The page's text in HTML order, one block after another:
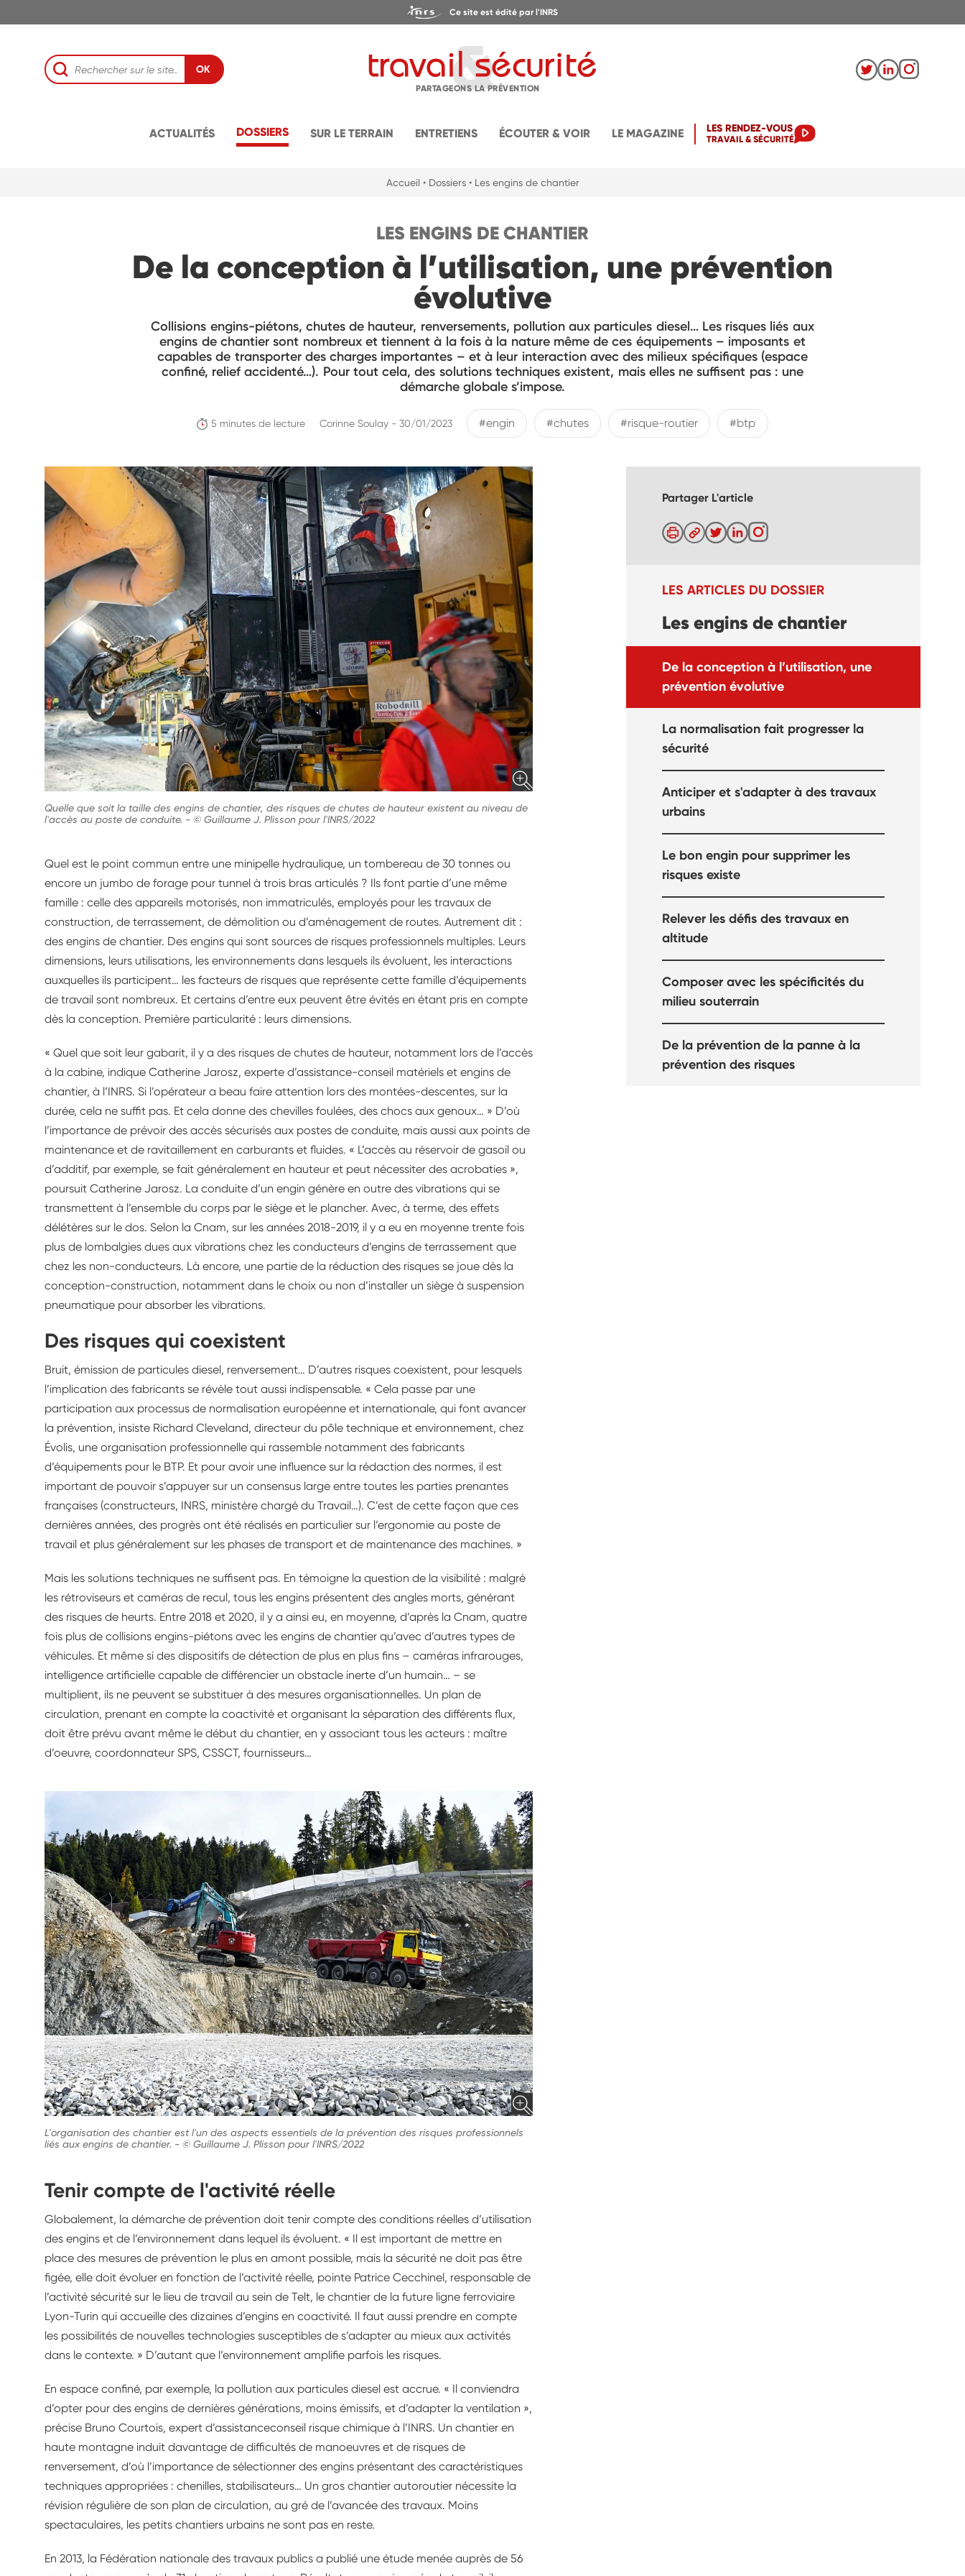
Ce site est édité par l'INRS
OK
PARTAGEONS LA PRÉVENTION
ACTUALITÉS DOSSIERS SUR LE TERRAIN ENTRETIENS ÉCOUTER & VOIR LE MAGAZINE LES RENDEZ-VOUS
TRAVAIL & SÉCURITÉ
Accueil • Dossiers • Les engins de chantier
LES ENGINS DE CHANTIER
De la conception à l’utilisation, une prévention
évolutive
Collisions engins-piétons, chutes de hauteur, renversements, pollution aux particules diesel… Les risques liés aux
engins de chantier sont nombreux et tiennent à la fois à la nature même de ces équipements – imposants et
capables de transporter des charges importantes – et à leur interaction avec des milieux spécifiques (espace
confiné, relief accidenté…). Pour tout cela, des solutions techniques existent, mais elles ne suffisent pas : une
démarche globale s’impose.
5 minutes de lecture Corinne Soulay - 30/01/2023 #engin #chutes #risque-routier #btp
Quelle que soit la taille des engins de chantier, des risques de chutes de hauteur existent au niveau de
l'accès au poste de conduite. - © Guillaume J. Plisson pour l'INRS/2022
Quel est le point commun entre une minipelle hydraulique, un tombereau de 30 tonnes ou
encore un jumbo de forage pour tunnel à trois bras articulés ? Ils font partie d’une même
famille : celle des appareils motorisés, non immatriculés, employés pour les travaux de
construction, de terrassement, de démolition ou d’aménagement de routes. Autrement dit :
des engins de chantier. Des engins qui sont sources de risques professionnels multiples. Leurs
dimensions, leurs utilisations, les environnements dans lesquels ils évoluent, les interactions
auxquelles ils participent… les facteurs de risques que représente cette famille d’équipements
de travail sont nombreux. Et certains d’entre eux peuvent être évités en étant pris en compte
dès la conception. Première particularité : leurs dimensions.
« Quel que soit leur gabarit, il y a des risques de chutes de hauteur, notamment lors de l’accès
à la cabine, indique Catherine Jarosz, experte d’assistance-conseil matériels et engins de
chantier, à l’INRS. Si l’opérateur a beau faire attention lors des montées-descentes, sur la
durée, cela ne suffit pas. Et cela donne des chevilles foulées, des chocs aux genoux… » D’où
l’importance de prévoir des accès sécurisés aux postes de conduite, mais aussi aux points de
maintenance et de ravitaillement en carburants et fluides. « L’accès au réservoir de gasoil ou
d’additif, par exemple, se fait généralement en hauteur et peut nécessiter des acrobaties »,
poursuit Catherine Jarosz. La conduite d’un engin génère en outre des vibrations qui se
transmettent à l’ensemble du corps par le siège et le plancher. Avec, à terme, des effets
délétères sur le dos. Selon la Cnam, sur les années 2018-2019, il y a eu en moyenne trente fois
plus de lombalgies dues aux vibrations chez les conducteurs d’engins de terrassement que
chez les non-conducteurs. Là encore, une partie de la réduction des risques se joue dès la
conception-construction, notamment dans le choix ou non d’installer un siège à suspension
pneumatique pour absorber les vibrations.
Des risques qui coexistent
Bruit, émission de particules diesel, renversement… D’autres risques coexistent, pour lesquels
l’implication des fabricants se révèle tout aussi indispensable. « Cela passe par une
participation aux processus de normalisation européenne et internationale, qui font avancer
la prévention, insiste Richard Cleveland, directeur du pôle technique et environnement, chez
Évolis, une organisation professionnelle qui rassemble notamment des fabricants
d’équipements pour le BTP. Et pour avoir une influence sur la rédaction des normes, il est
important de pouvoir s’appuyer sur un consensus large entre toutes les parties prenantes
françaises (constructeurs, INRS, ministère chargé du Travail…). C’est de cette façon que ces
dernières années, des progrès ont été réalisés en particulier sur l’ergonomie au poste de
travail et plus généralement sur les phases de transport et de maintenance des machines. »
Mais les solutions techniques ne suffisent pas. En témoigne la question de la visibilité : malgré
les rétroviseurs et caméras de recul, tous les engins présentent des angles morts, générant
des risques de heurts. Entre 2018 et 2020, il y a ainsi eu, en moyenne, d’après la Cnam, quatre
fois plus de collisions engins-piétons avec les engins de chantier qu’avec d’autres types de
véhicules. Et même si des dispositifs de détection de plus en plus fins – caméras infrarouges,
intelligence artificielle capable de différencier un obstacle inerte d’un humain… – se
multiplient, ils ne peuvent se substituer à des mesures organisationnelles. Un plan de
circulation, prenant en compte la coactivité et organisant la séparation des différents flux,
doit être prévu avant même le début du chantier, en y associant tous les acteurs : maître
d’oeuvre, coordonnateur SPS, CSSCT, fournisseurs…
L'organisation des chantier est l'un des aspects essentiels de la prévention des risques professionnels
liés aux engins de chantier. - © Guillaume J. Plisson pour l'INRS/2022
Tenir compte de l'activité réelle
Globalement, la démarche de prévention doit tenir compte des conditions réelles d’utilisation
des engins et de l’environnement dans lequel ils évoluent. « Il est important de mettre en
place des mesures de prévention le plus en amont possible, mais la sécurité ne doit pas être
figée, elle doit évoluer en fonction de l’activité réelle, pointe Patrice Cecchinel, responsable de
l’activité sécurité sur le lieu de travail au sein de Telt, le chantier de la future ligne ferroviaire
Lyon-Turin qui accueille des dizaines d’engins en coactivité. Il faut aussi prendre en compte
les possibilités de nouvelles technologies susceptibles de s’adapter au mieux aux activités
dans le contexte. » D’autant que l’environnement amplifie parfois les risques.
En espace confiné, par exemple, la pollution aux particules diesel est accrue. « Il conviendra
d’opter pour des engins de dernières générations, moins émissifs, et d’adapter la ventilation »,
précise Bruno Courtois, expert d’assistanceconseil risque chimique à l’INRS. Un chantier en
haute montagne induit davantage de difficultés de manoeuvres et de risques de
renversement, d’où l’importance de sélectionner des engins présentant des caractéristiques
techniques appropriées : chenilles, stabilisateurs… Un gros chantier autoroutier nécessite la
révision régulière de son plan de circulation, au gré de l’avancée des travaux. Moins
spectaculaires, les petits chantiers urbains ne sont pas en reste.
En 2013, la Fédération nationale des travaux publics a publié une étude menée auprès de 56
Partager L'article
LES ARTICLES DU DOSSIER
Les engins de chantier
De la conception à l’utilisation, une
prévention évolutive
La normalisation fait progresser la
sécurité
Anticiper et s'adapter à des travaux
urbains
Le bon engin pour supprimer les
risques existe
Relever les défis des travaux en
altitude
Composer avec les spécificités du
milieu souterrain
De la prévention de la panne à la
prévention des risques